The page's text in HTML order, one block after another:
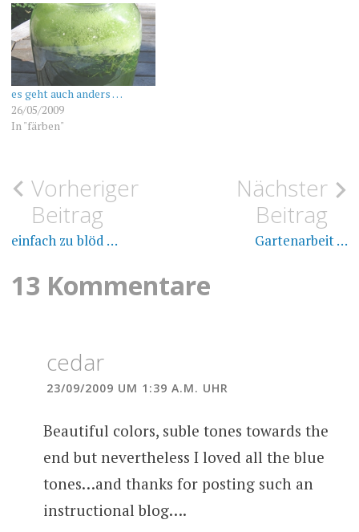
es geht auch anders …
26/05/2009
In "färben"
ANLEITUNGEN
FÄRBEN
FÄRBEPFLANZEN
WAID
Beitragsnavigation
Vorheriger
Beitrag
einfach zu blöd …
Nächster
Beitrag
Gartenarbeit …
13 Kommentare
cedar
23/09/2009 UM 1:39 A.M. UHR
Beautiful colors, suble tones towards the
end but nevertheless I loved all the blue
tones…and thanks for posting such an
instructional blog….